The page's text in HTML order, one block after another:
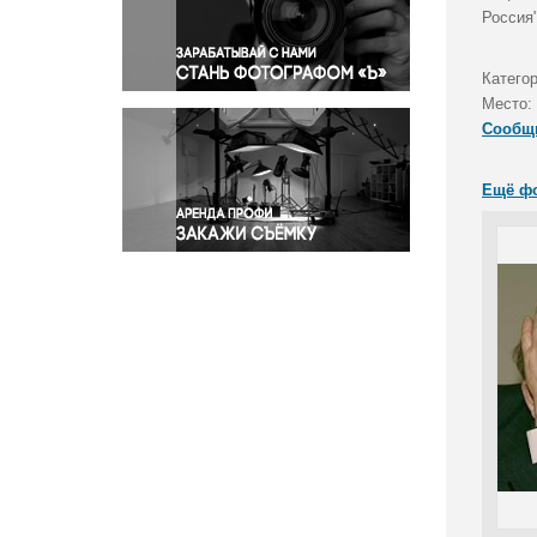
Правосудие
Происшествия и конфликты
Религия
Светская жизнь
Спорт
Экология
Экономика и бизнес
Место:
Ещё